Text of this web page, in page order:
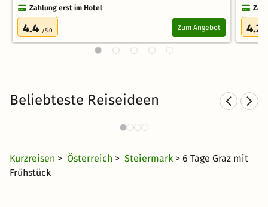
Zahlung erst im Hotel
4.4 /5.0 Zum Angebot 4.2
Beliebteste Reiseideen
Familienurlaub in den Bergen
4098 Angebote
Kurzreisen > Österreich > Steiermark > 6 Tage Graz mit
Frühstück